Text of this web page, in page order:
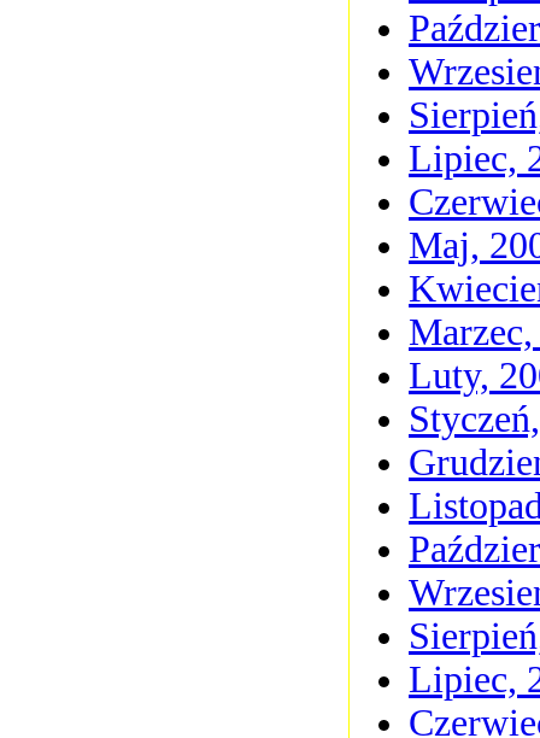
Lipiec,
Maj,
Luty,
Lipiec,